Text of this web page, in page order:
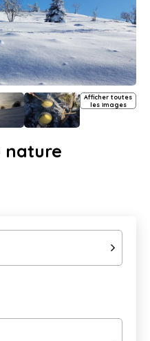
Afficher toutes
les images
nature